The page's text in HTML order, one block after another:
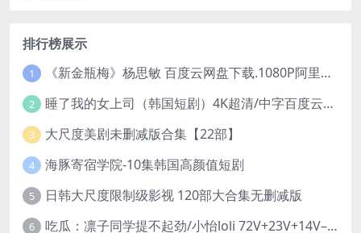
排行榜展示
1 《新金瓶梅》杨思敏 百度云网盘下载.1080P阿里下载.国语中字.(1996)
2 睡了我的女上司（韩国短剧）4K超清/中字百度云网盘下载
3 大尺度美剧未删减版合集【22部】
4 海豚寄宿学院-10集韩国高颜值短剧
5 日韩大尺度限制级影视 120部大合集无删减版
6 吃瓜：凛子同学提不起劲/小怡loli 72V+23V+14V–24.02GB】